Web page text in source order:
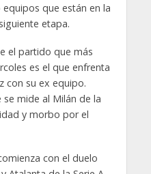
que están en la
etapa.
el partido que más
es el que enfrenta
con su ex equipo.
se mide al Milán de la
y morbo por el
con el duelo